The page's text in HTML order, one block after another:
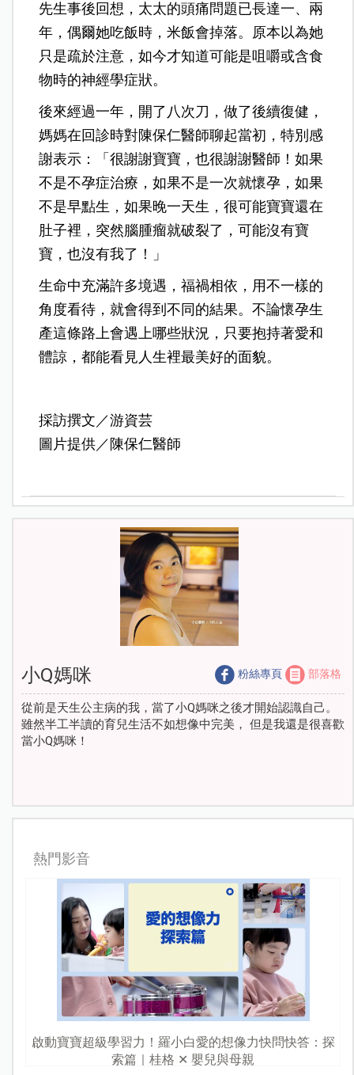
先生事後回想，太太的頭痛問題已長達一、兩
年，偶爾她吃飯時，米飯會掉落。原本以為她
只是疏於注意，如今才知道可能是咀嚼或含食
物時的神經學症狀。
後來經過一年，開了八次刀，做了後續復健，
媽媽在回診時對陳保仁醫師聊起當初，特別感
謝表示：「很謝謝寶寶，也很謝謝醫師！如果
不是不孕症治療，如果不是一次就懷孕，如果
不是早點生，如果晚一天生，很可能寶寶還在
肚子裡，突然腦腫瘤就破裂了，可能沒有寶
寶，也沒有我了！」
生命中充滿許多境遇，福禍相依，用不一樣的
角度看待，就會得到不同的結果。不論懷孕生
產這條路上會遇上哪些狀況，只要抱持著愛和
體諒，都能看見人生裡最美好的面貌。
採訪撰文／游資芸
圖片提供／陳保仁醫師
小Q媽咪 粉絲專頁 部落格
從前是天生公主病的我，當了小Q媽咪之後才開始認識自己。
雖然半工半讀的育兒生活不如想像中完美， 但是我還是很喜歡
當小Q媽咪！
熱門影音
啟動寶寶超級學習力！羅小白愛的想像力快問快答：探
索篇｜桂格 ✕ 嬰兒與母親